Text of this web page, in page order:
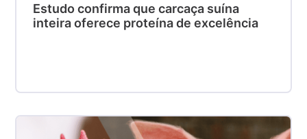
Estudo confirma que carcaça suína
inteira oferece proteína de excelência